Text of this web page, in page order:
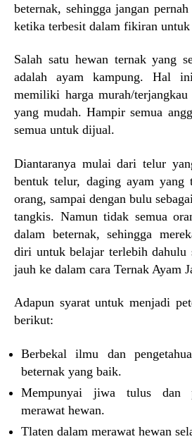
beternak, sehingga jangan
ketika terbesit dalam fikiran untuk
Salah satu hewan ternak yang
adalah ayam kampung. Hal
memiliki harga murah/terjangkau
yang mudah. Hampir semua
semua untuk dijual.
Diantaranya mulai dari telur
bentuk telur, daging ayam yang
orang, sampai dengan bulu
tangkis. Namun tidak semua
dalam beternak, sehingga
diri untuk belajar terlebih dahulu
jauh ke dalam cara Ternak Ayam
Adapun syarat untuk menjadi
berikut:
Berbekal ilmu dan
beternak yang baik.
Mempunyai jiwa tulus dan
merawat hewan.
Tlaten dalam merawat hewan